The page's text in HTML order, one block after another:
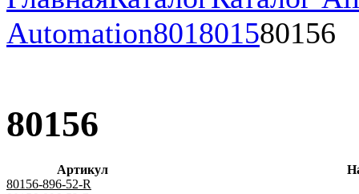
Automation801801580156
80156
Артикул
80156-896-52-R